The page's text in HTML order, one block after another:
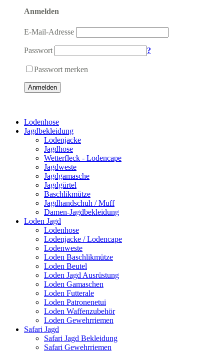
Anmelden
E-Mail-Adresse
Passwort ?
Passwort merken
Anmelden
Lodenhose
Jagdbekleidung
Lodenjacke
Jagdhose
Wetterfleck - Lodencape
Jagdweste
Jagdgamasche
Jagdgürtel
Baschlikmütze
Jagdhandschuh / Muff
Damen-Jagdbekleidung
Loden Jagd
Lodenhose
Lodenjacke / Lodencape
Lodenweste
Loden Baschlikmütze
Loden Beutel
Loden Jagd Ausrüstung
Loden Gamaschen
Loden Futterale
Loden Patronenetui
Loden Waffenzubehör
Loden Gewehrriemen
Safari Jagd
Safari Jagd Bekleidung
Safari Gewehrriemen